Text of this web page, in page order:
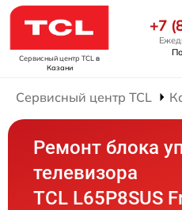
Сервисный центр TCL в
Казани
+7
Сервисный центр TCL
Ремонт блока
телевизора
TCL L65P8SUS